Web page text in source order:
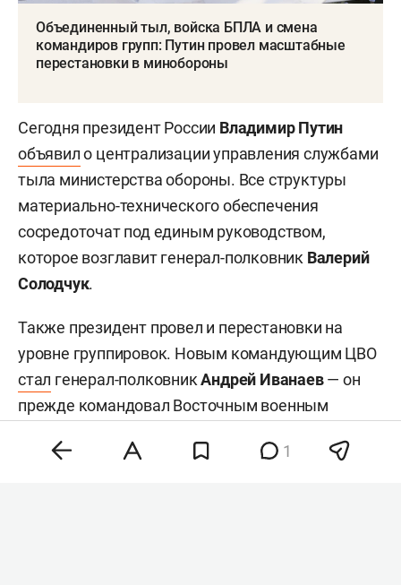
Объединенный тыл, войска БПЛА и смена
командиров групп: Путин провел масштабные
перестановки в минобороны
Сегодня президент России Владимир Путин
объявило централизации управления службами
тыла министерства обороны. Все структуры
материально-технического обеспечения
сосредоточат под единым руководством,
которое возглавит генерал-полковник Валерий
Солодчук.
Также президент провел и перестановки на
уровне группировок. Новым командующим ЦВО
стал генерал-полковникАндрей Иванаев— он
прежде командовал Восточным военным
командующего ВВО назначили генерал-
1